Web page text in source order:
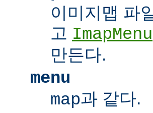
이미지맵 파
고 ImapMenu
만든다.
menu
map과 같다.